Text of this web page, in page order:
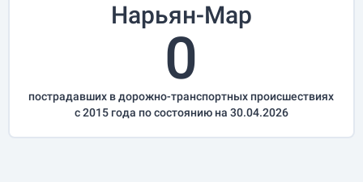
Нарьян-Мар
0
пострадавших в дорожно-транспортных происшествиях
с 2015 года по состоянию на 30.04.2026